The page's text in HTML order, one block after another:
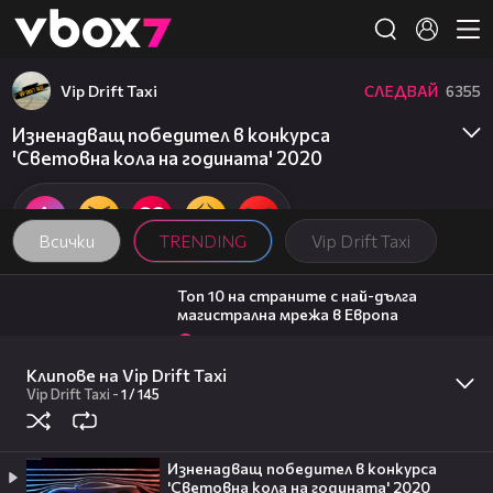
👾
Клипове на Vip Drift Taxi
Vip Drift Taxi -1 /145
Изненадващ победител в конкурса
'Световна кола на годината' 2020
Всички TRENDING Vip Drift Taxi
Vip Drift Taxi СЛЕДВАЙ 6355
Изненадващ победител в конкурса
'Световна кола на годината' 2020
01:30
Топ 10 на страните с най-дълга
магистрална мрежа в Европа
Най-скъпите SUV модели за 2020
Черешката на тортата | 3 авг. 2026